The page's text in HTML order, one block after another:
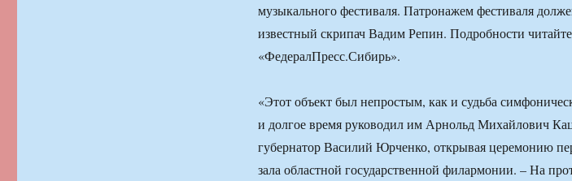
музыкального фестиваля. Патронажем фестиваля
известный скрипач Вадим Репин. Подробности
«ФедералПресс.Сибирь».
«Этот объект был непростым, как и судьба
и долгое время руководил им Арнольд Михайлович
губернатор Василий Юрченко, открывая церемонию
зала областной государственной филармонии. – На